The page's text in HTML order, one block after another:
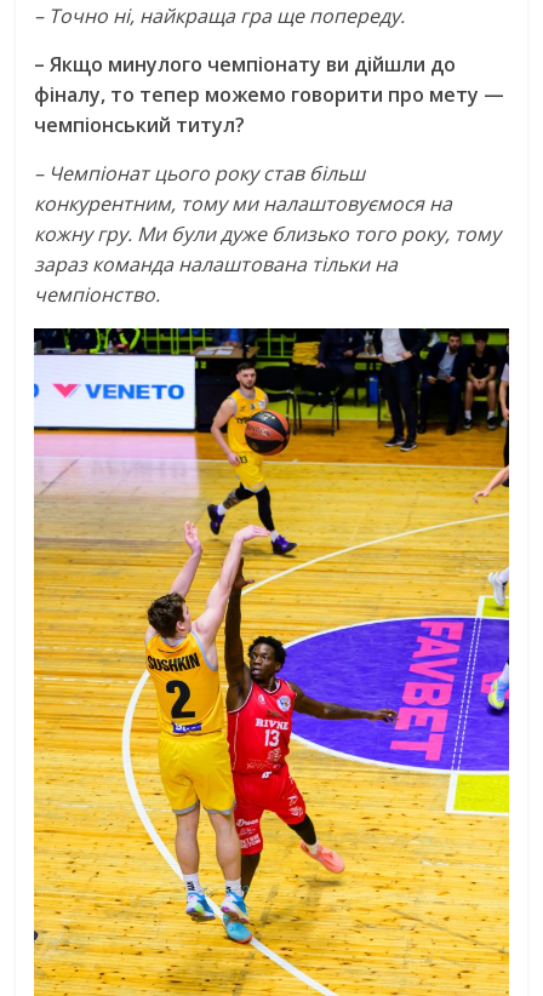
– Точно ні, найкраща гра ще попереду.
– Якщо минулого чемпіонату ви дійшли до
фіналу, то тепер можемо говорити про мету —
чемпіонський титул?
– Чемпіонат цього року став більш
конкурентним, тому ми налаштовуємося на
кожну гру. Ми були дуже близько того року, тому
зараз команда налаштована тільки на
чемпіонство.